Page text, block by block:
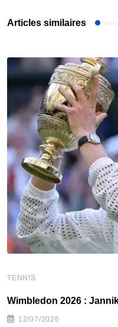
Articles similaires
TENNIS
Wimbledon 2026 :
12/07/2026